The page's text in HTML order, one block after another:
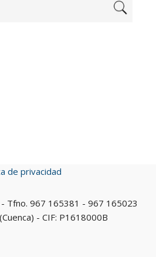
de privacidad
- Tfno. 967 165381 - 967 165023
- CIF: P1618000B